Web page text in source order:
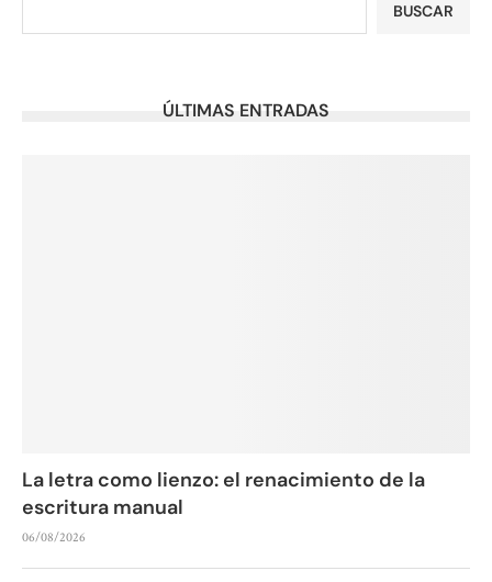
BUSCAR
ÚLTIMAS ENTRADAS
La letra como lienzo: el renacimiento de la
escritura manual
06/08/2026